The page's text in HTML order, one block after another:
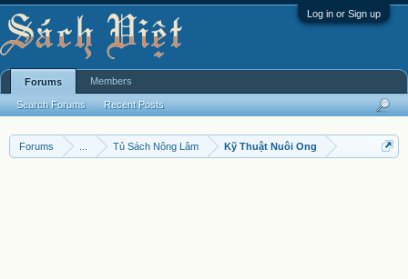
Log in or Sign up
Forums Tủ Sách Nông Lâm Kỹ Thuật Nuôi Ong
Forums
Search Forums Recent Posts
Members